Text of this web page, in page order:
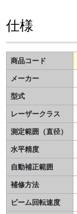
仕様
商品コード
メーカー
型式
レーザークラス
測定範囲（直径）
水平精度
自動補正範囲
補修方法
ビーム回転速度